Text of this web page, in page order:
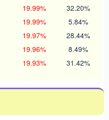
19.99% 32.20%
19.99% 5.84%
19.97% 28.44%
19.96% 8.49%
19.93% 31.42%